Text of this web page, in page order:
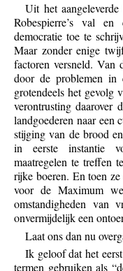
Uit het
Robespierre’s val
democratie toe te
Maar zonder enige
factoren versneld. Van
door de problemen in
grotendeels het gevolg
verontrusting daarover
landgoederen naar een
stijging van de brood
in eerste instantie
maatregelen te treffen
rijke boeren. En toen
voor de Maximum
omstandigheden van
onvermijdelijk een
Laat ons dan nu
Ik geloof dat het
termen gebruiken als